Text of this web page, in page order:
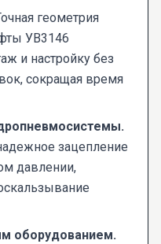
геометрия
УВ3146
и настройку без
сокращая время
зацепление
давлении,
оборудованием.